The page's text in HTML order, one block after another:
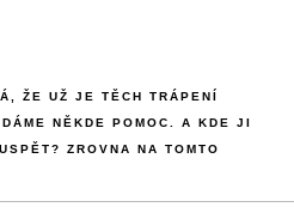
ŽE UŽ JE TĚCH TRÁPENÍ
NĚKDE POMOC. A KDE JI
ZROVNA NA TOMTO